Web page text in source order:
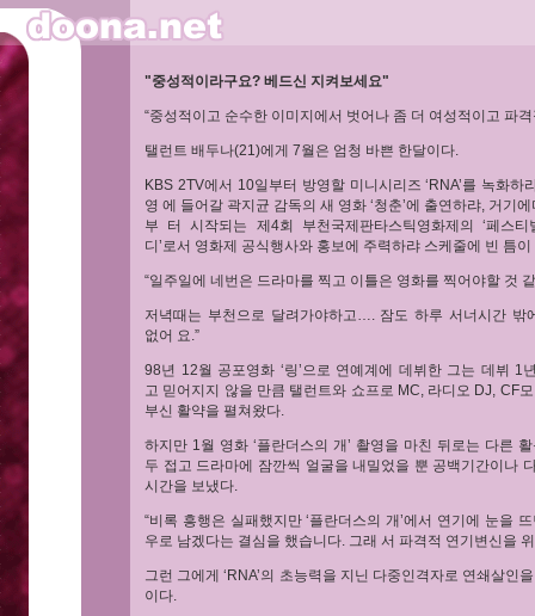
"중성적이라구요? 베드신 지켜보세요"
“중성적이고 순수한 이미지에서 벗어나 좀 더 여성적이고 파
탤런트 배두나(21)에게 7월은 엄청 바쁜 한달이다.
KBS 2TV에서 10일부터 방영할 미니시리즈 ‘RNA’를 녹화하
영 에 들어갈 곽지균 감독의 새 영화 ‘청춘’에 출연하랴, 거기
부 터 시작되는 제4회 부천국제판타스틱영화제의 ‘페스티
디’로서 영화제 공식행사와 홍보에 주력하랴 스케줄에 빈 틈이
“일주일에 네번은 드라마를 찍고 이틀은 영화를 찍어야할 것
저녁때는 부천으로 달려가야하고…. 잠도 하루 서너시간 밖
없어 요.”
98년 12월 공포영화 ‘링’으로 연예계에 데뷔한 그는 데뷔 1
고 믿어지지 않을 만큼 탤런트와 쇼프로 MC, 라디오 DJ, CF
부신 활약을 펼쳐왔다.
하지만 1월 영화 ‘플란더스의 개’ 촬영을 마친 뒤로는 다른
두 접고 드라마에 잠깐씩 얼굴을 내밀었을 뿐 공백기간이나
시간을 보냈다.
“비록 흥행은 실패했지만 ‘플란더스의 개’에서 연기에 눈을
우로 남겠다는 결심을 했습니다. 그래 서 파격적 연기변신을
그런 그에게 ‘RNA’의 초능력을 지닌 다중인격자로 연쇄살인
이다.